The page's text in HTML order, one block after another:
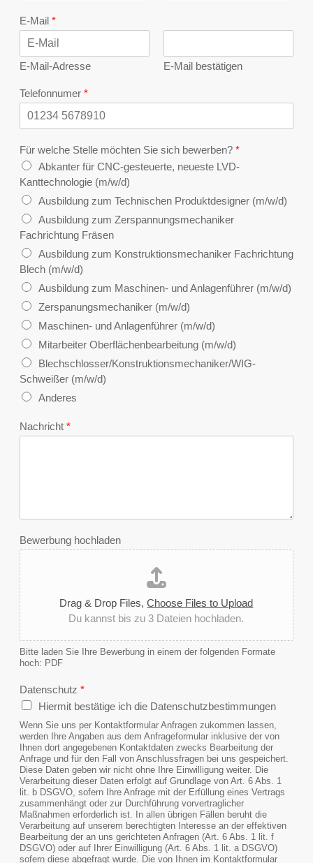
s
z
e
l
e
1
t
a
t
g
o
n
E-Mail *
E-Mail-Adresse E-Mail bestätigen
Telefonnumer *
Für welche Stelle möchten Sie sich bewerben? *
Abkanter für CNC-gesteuerte, neueste LVD-
Kanttechnologie (m/w/d)
Ausbildung zum Technischen Produktdesigner (m/w/d)
Ausbildung zum Zerspannungsmechaniker
Fachrichtung Fräsen
Ausbildung zum Konstruktionsmechaniker Fachrichtung
Blech (m/w/d)
Ausbildung zum Maschinen- und Anlagenführer (m/w/d)
Zerspanungsmechaniker (m/w/d)
Maschinen- und Anlagenführer (m/w/d)
Mitarbeiter Oberflächenbearbeitung (m/w/d)
Blechschlosser/Konstruktionsmechaniker/WIG-
Schweißer (m/w/d)
Anderes
Nachricht *
Bewerbung hochladen
Drag & Drop Files,Choose Files to Upload
Du kannst bis zu 3 Dateien hochladen.
Bitte laden Sie Ihre Bewerbung in einem der folgenden Formate
hoch: PDF
Datenschutz *
Hiermit bestätige ich die Datenschutzbestimmungen
Wenn Sie uns per Kontaktformular Anfragen zukommen lassen,
werden Ihre Angaben aus dem Anfrageformular inklusive der von
Ihnen dort angegebenen Kontaktdaten zwecks Bearbeitung der
Anfrage und für den Fall von Anschlussfragen bei uns gespeichert.
Diese Daten geben wir nicht ohne Ihre Einwilligung weiter. Die
Verarbeitung dieser Daten erfolgt auf Grundlage von Art. 6 Abs. 1
lit. b DSGVO, sofern Ihre Anfrage mit der Erfüllung eines Vertrags
zusammenhängt oder zur Durchführung vorvertraglicher
Maßnahmen erforderlich ist. In allen übrigen Fällen beruht die
Verarbeitung auf unserem berechtigten Interesse an der effektiven
Bearbeitung der an uns gerichteten Anfragen (Art. 6 Abs. 1 lit. f
DSGVO) oder auf Ihrer Einwilligung (Art. 6 Abs. 1 lit. a DSGVO)
sofern diese abgefragt wurde. Die von Ihnen im Kontaktformular